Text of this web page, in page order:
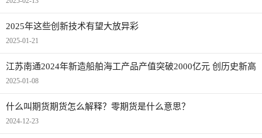
2025年这些创新技术有望大放异彩
2025-01-21
江苏南通2024年新造船舶海工产品产值突破2000亿元 创历史新高
2025-01-08
什么叫期货期货怎么解释？零期货是什么意思？
2024-12-23